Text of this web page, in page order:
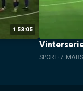
1:53:05
SPORT 7.